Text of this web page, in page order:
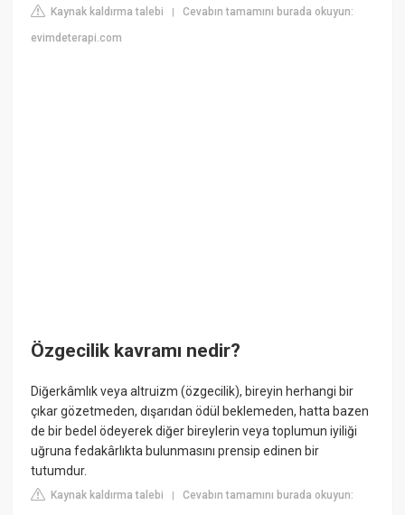
Kaynak kaldırma talebi |Cevabın tamamını burada okuyun:
evimdeterapi.com
Özgecilik kavramı nedir?
Diğerkâmlık veya altruizm (özgecilik), bireyin herhangi bir
çıkar gözetmeden, dışarıdan ödül beklemeden, hatta bazen
de bir bedel ödeyerek diğer bireylerin veya toplumun iyiliği
uğruna fedakârlıkta bulunmasını prensip edinen bir
tutumdur.
Kaynak kaldırma talebi |Cevabın tamamını burada okuyun: